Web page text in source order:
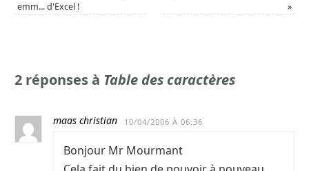
emm... d'Excel !
»
2 réponses à Table des caractères
maas christian 10/04/2006 À 06:36
Bonjour Mr Mourmant